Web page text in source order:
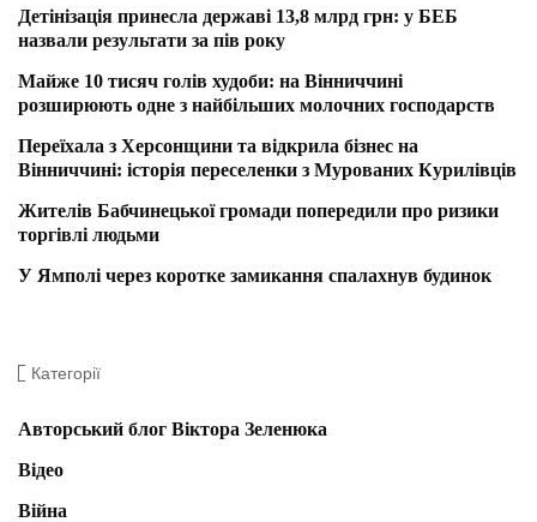
Детінізація принесла державі 13,8 млрд грн: у БЕБ
назвали результати за пів року
Майже 10 тисяч голів худоби: на Вінниччині
розширюють одне з найбільших молочних господарств
Переїхала з Херсонщини та відкрила бізнес на
Вінниччині: історія переселенки з Мурованих Курилівців
Жителів Бабчинецької громади попередили про ризики
торгівлі людьми
У Ямполі через коротке замикання спалахнув будинок
Категорії
Авторський блог Віктора Зеленюка
Відео
Війна